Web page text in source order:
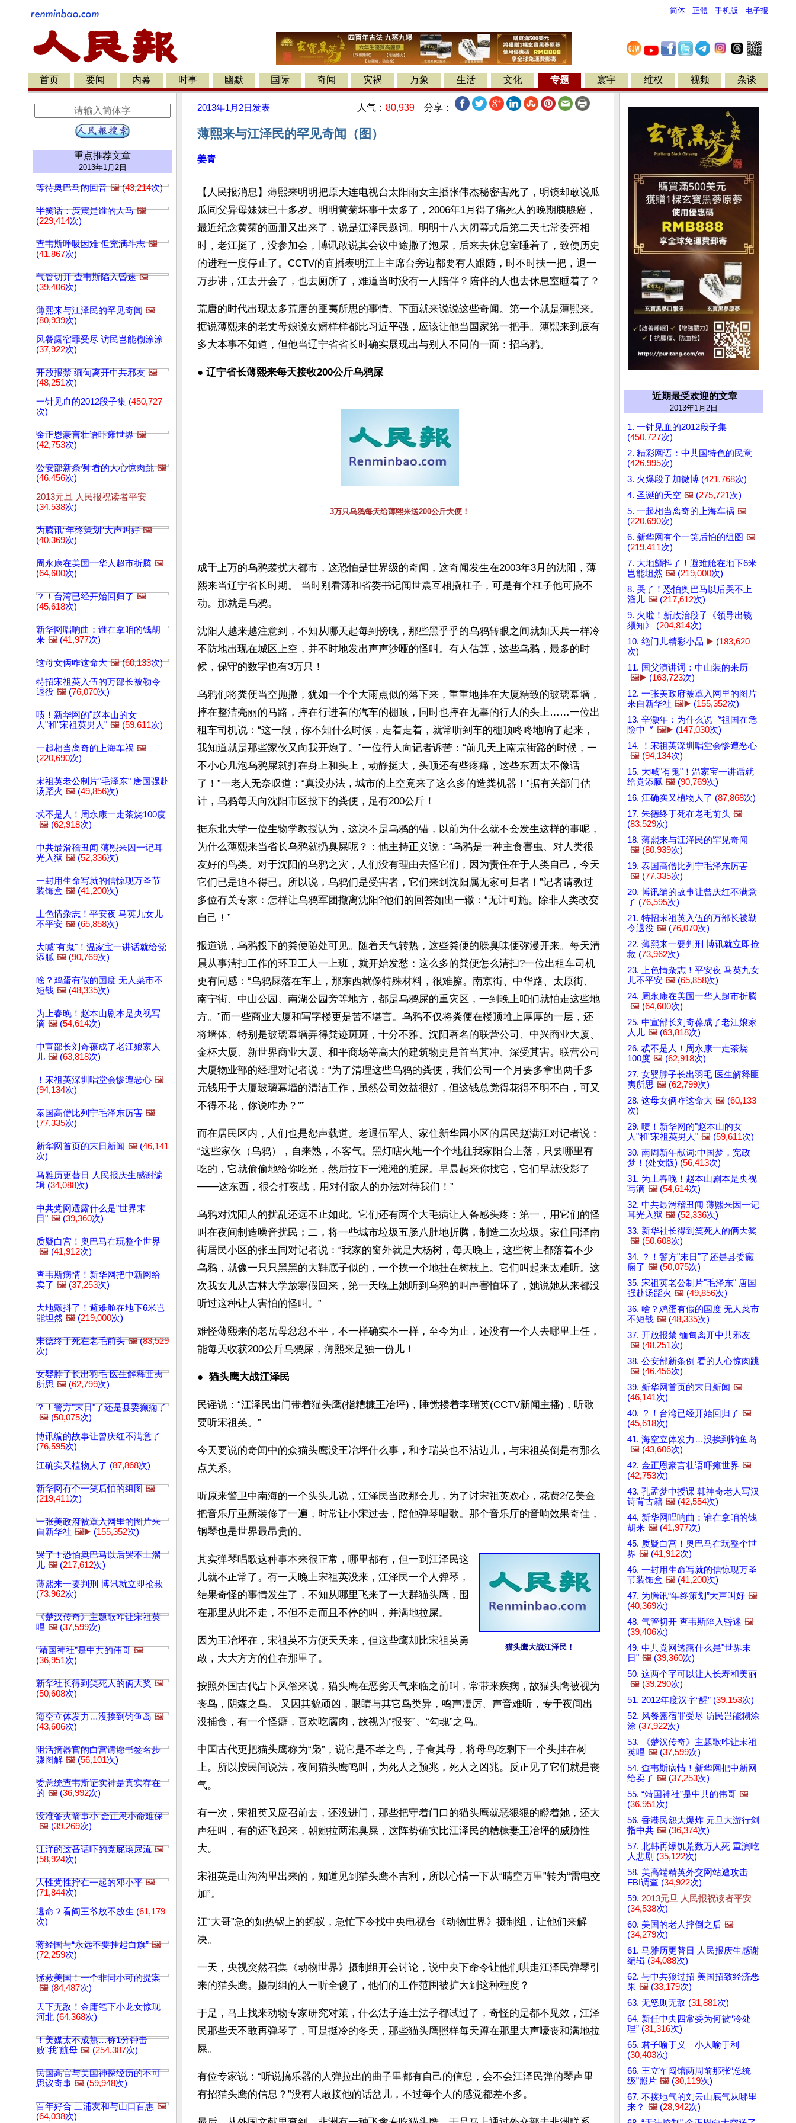
简体 - 正體 - 手机版 - 电子报
首页 要闻 内幕 时事 幽默 国际 奇闻 灾祸 万象 生活 文化 专题 寰宇 维权 视频 杂谈
重点推荐文章
2013年1月2日
等待奥巴马的回音 🖼️(43,214次)
半笑话：庹震是谁的人马 🖼️
(229,414次)
查韦斯呼吸困难 但充满斗志 🖼️
(41,867次)
气管切开 查韦斯陷入昏迷 🖼️
(39,406次)
薄熙来与江泽民的罕见奇闻 🖼️
(80,939次)
风餐露宿罪受尽 访民岂能糊涂涂
(37,922次)
开放报禁 缅甸离开中共邪友 🖼️
(48,251次)
一针见血的2012段子集 (450,727
次)
金正恩豪言壮语吓瘫世界 🖼️
(42,753次)
公安部新条例 看的人心惊肉跳 🖼️
(46,456次)
2013元旦 人民报祝读者平安
(34,538次)
为腾讯“年终策划”大声叫好 🖼️
(40,369次)
周永康在美国一华人超市折腾 🖼️
(64,600次)
？！台湾已经开始回归了 🖼️
(45,618次)
新华网唱响曲：谁在拿咱的钱胡
来 🖼️ (41,977次)
这母女俩咋这命大 🖼️(60,133次)
特招宋祖英入伍的万部长被勒令
退役 🖼️ (76,070次)
啧！新华网的"赵本山的女
人"和"宋祖英男人" 🖼️ (59,611次)
一起相当离奇的上海车祸 🖼️
(220,690次)
宋祖英老公制片"毛泽东" 唐国强赴
汤蹈火 🖼️ (49,856次)
忒不是人！周永康一走茶烧100度
🖼️ (62,918次)
中共最滑稽丑闻 薄熙来因一记耳
光入狱 🖼️ (52,336次)
一封用生命写就的信惊现万圣节
装饰盒 🖼️ (41,200次)
上色情杂志！平安夜 马英九女儿
不平安 🖼️ (65,858次)
大喊"有鬼"！温家宝一讲话就给党
添腻 🖼️ (90,769次)
啥？鸡蛋有假的国度 无人菜市不
短钱 🖼️ (48,335次)
为上春晚！赵本山剧本是央视写
滴 🖼️ (54,614次)
中宣部长刘奇葆成了老江娘家人
儿 🖼️ (63,818次)
！宋祖英深圳唱堂会惨遭恶心 🖼️
(94,134次)
泰国高僧比列宁毛泽东厉害 🖼️
(77,335次)
新华网首页的末日新闻 🖼️ (46,141
次)
马雅历更替日 人民报庆生感谢编
辑 (34,088次)
中共党网透露什么是"世界末
日" 🖼️ (39,360次)
质疑白宫！奥巴马在玩整个世界
🖼️ (41,912次)
查韦斯病情！新华网把中新网给
卖了 🖼️ (37,253次)
大地颤抖了！避难舱在地下6米岂
能坦然 🖼️ (219,000次)
朱德终于死在老毛前头 🖼️(83,529
次)
女婴脖子长出羽毛 医生解释匪夷
所思 🖼️ (62,799次)
？！警方"末日"了还是县委癫痫了
🖼️ (50,075次)
博讯编的故事让曾庆红不满意了
(76,595次)
江确实又植物人了 (87,868次)
新华网有个一笑后怕的组图 🖼️
(219,411次)
一张美政府被罩入网里的图片来
自新华社 🖼️▶️ (155,352次)
哭了！恐怕奥巴马以后哭不上溜
儿 🖼️ (217,612次)
薄熙来一要判刑 博讯就立即抢救
(73,962次)
《楚汉传奇》主题歌咋让宋祖英
唱 🖼️ (37,599次)
“靖国神社”是中共的伟哥 🖼️
(36,951次)
新华社长得到笑死人的俩大奖 🖼️
(50,608次)
海空立体发力…没挨到钓鱼岛 🖼️
(43,606次)
阻活摘器官的白宫请愿书签名步
骤图解 🖼️ (56,101次)
委总统查韦斯证实神是真实存在
的 🖼️ (36,992次)
没准备火箭事小 金正恩小命难保
🖼️ (39,269次)
汪洋的这番话吓的党屁滚尿流 🖼️
(58,924次)
人性党性拧在一起的邓小平 🖼️
(71,844次)
逃命？看阎王爷放不放生 (61,179
次)
蒋经国与“永远不要挂起白旗” 🖼️
(72,259次)
拯救美国！一个非同小可的提案
🖼️ (84,487次)
天下无敌！金庸笔下小龙女惊现
河北 (64,368次)
！美媒太不成熟…称1分钟击
败"我"航母 🖼️ (254,387次)
民国高官与美国神探经历的不可
思议奇事 🖼️ (59,948次)
百年好合 三浦友和与山口百惠 🖼️
(64,038次)
2013年1月2日 发表 人气： 80,939 分享：
薄熙来与江泽民的罕见奇闻（图）
姜青
【人民报消息】薄熙来明明把原大连电视台太阳雨女主播张伟杰秘密害死了，明镜却敢说瓜
瓜同父异母妹妹已十多岁。明明黄菊坏事干太多了，2006年1月得了痛死人的晚期胰腺癌，
最近纪念黄菊的画册又出来了，说是江泽民题词。明明十八大闭幕式后第二天七常委亮相
时，老江挺了，没参加会，博讯敢说其会议中途撒了泡尿，后来去休息室睡着了，致使历史
的进程一度停止了。CCTV的直播表明江上主席台旁边都要有人跟随，时不时扶一把，退一
万步讲，江去开会了，也去厕所了，难道当时没有一人陪伴？陪伴的人也去休息室睡着了？
荒唐的时代出现太多荒唐的匪夷所思的事情。下面就来说说这些奇闻。第一个就是薄熙来。
据说薄熙来的老丈母娘说女婿样样都比习近平强，应该让他当国家第一把手。薄熙来到底有
多大本事不知道，但他当辽宁省省长时确实展现出与别人不同的一面：招乌鸦。
● 辽宁省长薄熙来每天接收200公斤乌鸦屎
3万只乌鸦每天给薄熙来送200公斤大便！
成千上万的乌鸦袭扰大都市，这恐怕是世界级的奇闻，这奇闻发生在2003年3月的沈阳，薄
熙来当辽宁省长时期。 当时别看薄和省委书记闻世震互相撬杠子，可是有个杠子他可撬不
动。那就是乌鸦。
沈阳人越来越注意到，不知从哪天起每到傍晚，那些黑乎乎的乌鸦转眼之间就如天兵一样冷
不防地出现在城区上空，并不时地发出声声沙哑的怪叫。有人估算，这些乌鸦，最多的时
候，保守的数字也有3万只！
乌鸦们将粪便当空抛撒，犹如一个个大雨点似的落下来，重重地摔在大厦精致的玻璃幕墙，
摔在整洁亮丽的马路，摔在行进着的汽车的棚顶，同时也摔在无辜的行人的头上……一位出
租车司机说：“这一段，你不知什么时候，走着走着，就常听到车的棚顶咚咚地响了起来，
我知道就是那些家伙又向我开炮了。”一位行人向记者诉苦：“前几天上南京街路的时候，一
不小心几泡乌鸦屎就打在身上和头上，动静挺大，头顶还有些疼痛，这些东西太不像话
了！”一老人无奈叹道：“真没办法，城市的上空竟来了这么多的造粪机器！”据有关部门估
计，乌鸦每天向沈阳市区投下的粪便，足有200公斤！
据东北大学一位生物学教授认为，这决不是乌鸦的错，以前为什么就不会发生这样的事呢，
为什么薄熙来当省长乌鸦就扔臭屎呢？：他主持正义说：“乌鸦是一种主食害虫、对人类很
友好的鸟类。对于沈阳的乌鸦之灾，人们没有理由去怪它们，因为责任在于人类自己，今天
它们已是迫不得已。所以说，乌鸦们是受害者，它们来到沈阳属无家可归者！”记者请教过
多位有关专家：怎样让乌鸦军团撤离沈阳?他们的回答如出一辙：“无计可施。除非人类改变
自己！”
报道说，乌鸦投下的粪便随处可见。随着天气转热，这些粪便的臊臭味便弥漫开来。每天清
晨从事清扫工作的环卫工人一上班，就开始发愁：这么多的粪便怎么清扫?一位出租车司机
更有同感：“乌鸦屎落在车上，那东西就像特殊材料，很难擦。南京街、中华路、太原街、
南宁街、中山公园、南湖公园旁等地方，都是乌鸦屎的重灾区，一到晚上咱们就怕走这些地
方。”而一些商业大厦和写字楼更是苦不堪言。乌鸦不仅将粪便在楼顶堆上厚厚的一层，还
将墙体、特别是玻璃幕墙弄得粪迹斑斑，十分不雅。沈阳著名的联营公司、中兴商业大厦、
金杯大厦、新世界商业大厦、和平商场等高大的建筑物更是首当其冲、深受其害。联营公司
大厦物业部的经理对记者说：“为了清理这些乌鸦的粪便，我们公司一个月要多拿出两千多
元钱用于大厦玻璃幕墙的清洁工作，虽然公司效益很好，但这钱总觉得花得不明不白，可又
不得不花，你说咋办？””
而在居民区内，人们也是怨声载道。老退伍军人、家住新华园小区的居民赵满江对记者说：
“这些家伙（乌鸦），自来熟，不客气。黑灯瞎火地一个个地往我家阳台上落，只要哪里有
吃的，它就偷偷地给你吃光，然后拉下一滩滩的脏屎。早晨起来你找它，它们早就没影了
───这东西，很会打夜战，用对付敌人的办法对待我们！”
乌鸦对沈阳人的扰乱还远不止如此。它们还有两个大毛病让人备感头疼：第一，用它们的怪
叫在夜间制造噪音扰民；二，将一些城市垃圾五肠八肚地折腾，制造二次垃圾。家住同泽南
街居民小区的张玉同对记者说：“我家的窗外就是大杨树，每天晚上，这些树上都落着不少
乌鸦，就像一只只黑黑的大鞋底子似的，一个挨一个地挂在树枝上。它们叫起来太难听。这
次我女儿从吉林大学放寒假回来，第一天晚上她听到乌鸦的叫声害怕坏了，她说她从来都没
听过这种让人害怕的怪叫。”
难怪薄熙来的老岳母忿忿不平，不一样确实不一样，至今为止，还没有一个人去哪里上任，
能每天收获200公斤乌鸦屎，薄熙来是独一份儿！
● 猫头鹰大战江泽民
民谣说：“江泽民出门带着猫头鹰(指糟糠王冶坪)，睡觉搂着李瑞英(CCTV新闻主播)，听歌
要听宋祖英。”
今天要说的奇闻中的众猫头鹰没王冶坪什么事，和李瑞英也不沾边儿，与宋祖英倒是有那么
点关系。
听原来警卫中南海的一个头头儿说，江泽民当政那会儿，为了讨宋祖英欢心，花费2亿美金
把音乐厅重新装修了一遍，时常让小宋过去，陪他弹琴唱歌。那个音乐厅的音响效果奇佳，
钢琴也是世界最昂贵的。
猫头鹰大战江泽民！
其实弹琴唱歌这种事本来很正常，哪里都有，但一到江泽民这
儿就不正常了。有一天晚上宋祖英没来，江泽民一个人弹琴，
结果奇怪的事情发生了，不知从哪里飞来了一大群猫头鹰，围
在那里从此不走，不但不走而且不停的叫，并满地拉屎。
因为王冶坪在，宋祖英不方便天天来，但这些鹰却比宋祖英勇
敢，大大方方的住在那里了。
按照外国古代占卜风俗来说，猫头鹰在恶劣天气来临之前叫，常带来疾病，故猫头鹰被视为
丧鸟，阴森之鸟。 又因其貌顽凶，眼睛与其它鸟类异，鸣声凄厉、声音难听，专于夜间出
没捕食，有一个怪癖，喜欢吃腐肉，故视为“报丧”、“勾魂”之鸟。
中国古代更把猫头鹰称为“枭”，说它是不孝之鸟，子食其母，将母鸟吃剩下一个头挂在树
上。所以按民间说法，夜间猫头鹰鸣叫，为死人之预兆，死人之凶兆。反正见了它们就是丧
气。
有一次，宋祖英又应召前去，还没进门，那些把守着门口的猫头鹰就恶狠狠的瞪着她，还大
声狂叫，有的还飞起来，朝她拉两泡臭屎，这阵势确实比江泽民的糟糠妻王冶坪的威胁性
大。
宋祖英是山沟沟里出来的，知道见到猫头鹰不吉利，所以心情一下从“晴空万里”转为“雷电交
加”。
江“大哥”急的如热锅上的蚂蚁，急忙下令找中央电视台《动物世界》摄制组，让他们来解
决。
一天，央视突然召集《动物世界》摄制组开会讨论，说中央下命令让他们哄走江泽民弹琴引
来的猫头鹰。摄制组的人一听全傻了，他们的工作范围被扩大到这种程度？
于是，马上找来动物专家研究对策，什么法子连土法子都试过了，奇怪的是都不见效，江泽
民那些天不敢再弹琴了，可是挺冷的冬天，那些猫头鹰照样每天蹲在那里大声嚎丧和满地拉
屎。
有位专家说：“听说搞乐器的人弹拉出的曲子里都有自己的信息，会不会江泽民弹的琴声里
有招猫头鹰的信息？”没有人敢接他的话岔儿，不过每个人的感觉都差不多。
近期最受欢迎的文章
2013年1月2日
1. 一针见血的2012段子集
(450,727次)
2. 精彩网语：中共国特色的民意
(426,995次)
3. 火爆段子加微博 (421,768次)
4. 圣诞的天空 🖼️ (275,721次)
5. 一起相当离奇的上海车祸 🖼️
(220,690次)
6. 新华网有个一笑后怕的组图 🖼️
(219,411次)
7. 大地颤抖了！避难舱在地下6米
岂能坦然 🖼️ (219,000次)
8. 哭了！恐怕奥巴马以后哭不上
溜儿 🖼️ (217,612次)
9. 火啦！新政治段子《领导出镜
须知》 (204,814次)
10. 绝门儿精彩小品 ▶️ (183,620
次)
11. 国父演讲词：中山装的来历
🖼️▶️ (163,723次)
12. 一张美政府被罩入网里的图片
来自新华社 🖼️▶️ (155,352次)
13. 辛灏年：为什么说〝祖国在危
险中〞 🖼️▶️ (147,030次)
14. ！宋祖英深圳唱堂会惨遭恶心
🖼️ (94,134次)
15. 大喊"有鬼"！温家宝一讲话就
给党添腻 🖼️ (90,769次)
16. 江确实又植物人了 (87,868次)
17. 朱德终于死在老毛前头 🖼️
(83,529次)
18. 薄熙来与江泽民的罕见奇闻
🖼️ (80,939次)
19. 泰国高僧比列宁毛泽东厉害
🖼️ (77,335次)
20. 博讯编的故事让曾庆红不满意
了 (76,595次)
21. 特招宋祖英入伍的万部长被勒
令退役 🖼️ (76,070次)
22. 薄熙来一要判刑 博讯就立即抢
救 (73,962次)
23. 上色情杂志！平安夜 马英九女
儿不平安 🖼️ (65,858次)
24. 周永康在美国一华人超市折腾
🖼️ (64,600次)
25. 中宣部长刘奇葆成了老江娘家
人儿 🖼️ (63,818次)
26. 忒不是人！周永康一走茶烧
100度 🖼️ (62,918次)
27. 女婴脖子长出羽毛 医生解释匪
夷所思 🖼️ (62,799次)
28. 这母女俩咋这命大 🖼️ (60,133
次)
29. 啧！新华网的"赵本山的女
人"和"宋祖英男人" 🖼️ (59,611次)
30. 南周新年献词:中国梦，宪政
梦！(处女版) (56,413次)
31. 为上春晚！赵本山剧本是央视
写滴 🖼️ (54,614次)
32. 中共最滑稽丑闻 薄熙来因一记
耳光入狱 🖼️ (52,336次)
33. 新华社长得到笑死人的俩大奖
🖼️ (50,608次)
34. ？！警方"末日"了还是县委癫
痫了 🖼️ (50,075次)
35. 宋祖英老公制片"毛泽东" 唐国
强赴汤蹈火 🖼️ (49,856次)
36. 啥？鸡蛋有假的国度 无人菜市
不短钱 🖼️ (48,335次)
37. 开放报禁 缅甸离开中共邪友
🖼️ (48,251次)
38. 公安部新条例 看的人心惊肉跳
🖼️ (46,456次)
39. 新华网首页的末日新闻 🖼️
(46,141次)
40. ？！台湾已经开始回归了 🖼️
(45,618次)
41. 海空立体发力…没挨到钓鱼岛
🖼️ (43,606次)
42. 金正恩豪言壮语吓瘫世界 🖼️
(42,753次)
43. 孔孟梦中授课 韩神奇老人写汉
诗背古籍 🖼️ (42,554次)
44. 新华网唱响曲：谁在拿咱的钱
胡来 🖼️ (41,977次)
45. 质疑白宫！奥巴马在玩整个世
界 🖼️ (41,912次)
46. 一封用生命写就的信惊现万圣
节装饰盒 🖼️ (41,200次)
47. 为腾讯“年终策划”大声叫好 🖼️
(40,369次)
48. 气管切开 查韦斯陷入昏迷 🖼️
(39,406次)
49. 中共党网透露什么是"世界末
日" 🖼️ (39,360次)
50. 这两个字可以让人长寿和美丽
🖼️ (39,290次)
51. 2012年度汉字“醒” (39,153次)
52. 风餐露宿罪受尽 访民岂能糊涂
涂 (37,922次)
53. 《楚汉传奇》主题歌咋让宋祖
英唱 🖼️ (37,599次)
54. 查韦斯病情！新华网把中新网
给卖了 🖼️ (37,253次)
55. “靖国神社”是中共的伟哥 🖼️
(36,951次)
56. 香港民怨大爆炸 元旦大游行剑
指中共 🖼️ (36,374次)
57. 北韩再爆饥荒数万人死 重演吃
人悲剧 (35,122次)
58. 美高端精英外交网站遭攻击
FBI调查 (34,922次)
59. 2013元旦 人民报祝读者平安
(34,538次)
60. 美国的老人摔倒之后 🖼️
(34,279次)
61. 马雅历更替日 人民报庆生感谢
编辑 (34,088次)
62. 与中共狼过招 美国招致经济恶
果 🖼️ (33,179次)
63. 无怒则无敌 (31,881次)
64. 新任中央四常委为何被“冷处
理” (31,316次)
65. 君子喻于义 小人喻于利
(30,403次)
66. 王立军闯馆两周前那张“总统
级”照片 🖼️ (30,119次)
67. 不接地气的刘云山底气从哪里
来？ 🖼️ (28,942次)